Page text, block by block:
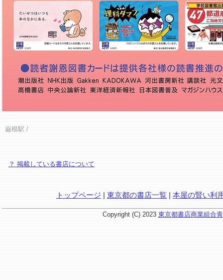
巌根駅 /
？ 掲載している書店について
トップページ | 東京都の書店一覧 | 本屋の賢い利
Copyright (C) 2023 東京都書店商業組合